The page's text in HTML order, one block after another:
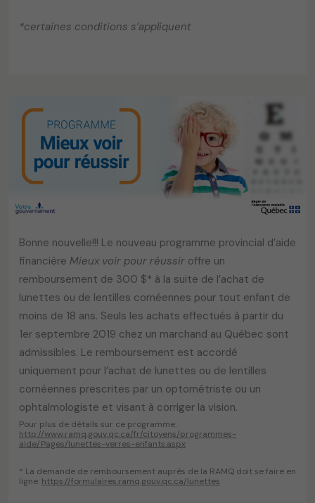
*certaines conditions s’appliquent
Bonne nouvelle!!! Le nouveau programme provincial d’aide
financière Mieux voir pour réussir offre un
remboursement de 300 $* à la suite de l’achat de
lunettes ou de lentilles cornéennes pour tout enfant de
moins de 18 ans. Seuls les achats effectués à partir du
1er septembre 2019 chez un marchand au Québec sont
admissibles. Le remboursement est accordé
uniquement pour l’achat de lunettes ou de lentilles
cornéennes prescrites par un optométriste ou un
ophtalmologiste et visant à corriger la vision.
Pour plus de détails sur ce programme:
http://www.ramq.gouv.qc.ca/fr/citoyens/programmes-
aide/Pages/lunettes-verres-enfants.aspx
* La demande de remboursement auprès de la RAMQ doit se faire en
ligne: https://formulaires.ramq.gouv.qc.ca/lunettes